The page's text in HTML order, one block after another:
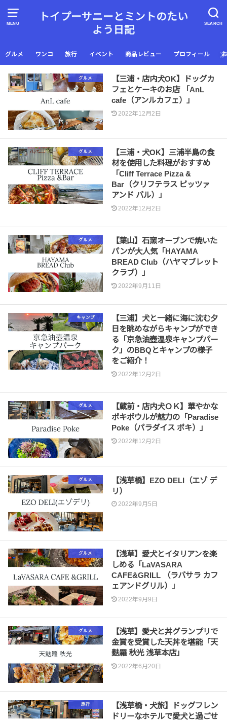
MENU SEARCH
トイプーサニーとミントのたい
よう日記
グルメ ワンコ 旅行 イベント 商品レビュー プロフィール
グルメ
【三浦・店内犬OK】ドッグカ
フェとケーキのお店 「AnL
cafe（アンルカフェ）」
2022年12月2日
グルメ
【三浦・犬OK】三浦半島の食
材を使用した料理がおすすめ
「Cliff Terrace Pizza &
Bar（クリフテラス ピッツァ
アンド バル）」
2022年12月2日
グルメ
【葉山】石窯オーブンで焼いた
パンが大人気「HAYAMA
BREAD Club（ハヤマブレット
クラブ）」
2022年9月11日
キャンプ
【三浦】犬と一緒に海に沈む夕
日を眺めながらキャンプができ
る「京急油壺温泉キャンプパー
ク」のBBQとキャンプの様子
をご紹介！
2022年12月2日
グルメ
【蔵前・店内犬ＯＫ】華やかな
ポキボウルが魅力の「Paradise
Poke（パラダイス ポキ）」
2022年12月2日
グルメ
【浅草橋】EZO DELI（エゾ デ
リ）
2022年9月5日
グルメ
【浅草】愛犬とイタリアンを楽
しめる「LaVASARA
CAFE&GRILL （ラバサラ カフ
ェアンドグリル）」
2022年9月9日
グルメ
【浅草】愛犬と丼グランプリで
金賞を受賞した天丼を堪能「天
麩羅 秋光 浅草本店」
2022年6月20日
旅行
【浅草橋・犬旅】ドッグフレン
ドリーなホテルで愛犬と過ごせ